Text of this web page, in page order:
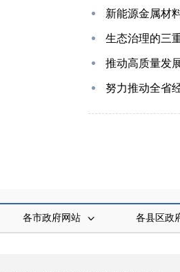
新能源金属材
生态治理的三
推动高质量发
努力推动全省
各市政府网站 各县区政